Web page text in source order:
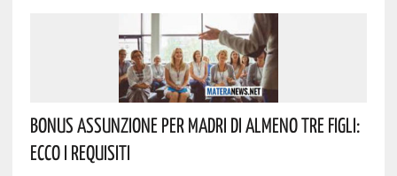
Bonus Assunzione Per Madri Di Almeno Tre Figli:
Ecco I Requisiti